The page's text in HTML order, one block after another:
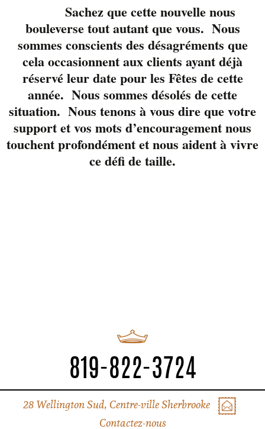
Réservez votre table
www.liverpool.ca avec
nous au 819-822-3724
Détails
Date : 7 juillet 2022
Heure :
18 h 00 min - 21 h 00 min
819-822-3724
28 Wellington Sud, Centre-ville Sherbrooke
Contactez-nous
Sachez que cette nouvelle nous
bouleverse tout autant que vous. Nous
sommes conscients des désagréments que
cela occasionnent aux clients ayant déjà
réservé leur date pour les Fêtes de cette
année. Nous sommes désolés de cette
situation. Nous tenons à vous dire que votre
support et vos mots d’encouragement nous
touchent profondément et nous aident à vivre
ce défi de taille.